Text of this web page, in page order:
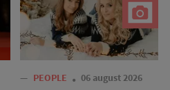
— PEOPLE 06 august 2026